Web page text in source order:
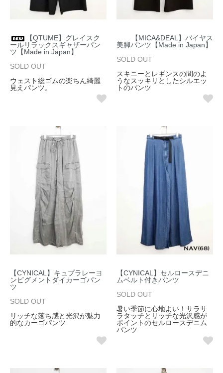
【QTUME】グレイスク
ールリラックスギャザーパン
ツ【Made in Japan】
SOLD OUT
ウェスト総ゴムの楽ちん綺麗
見えパンツ。
【MICA&DEAL】バイヤス
美脚パンツ【Made in Japan】
SOLD OUT
スキニーとレギンスの間のよ
うなスッキリとしたシルエッ
トのパンツ
【CYNICAL】キュプラレーヨ
ンピグメントダイカーゴパン
ツ
SOLD OUT
リッチな落ち感と光沢が魅力
的なカーゴパンツ
【CYNICAL】セルロースデニ
ムベルト付きパンツ
SOLD OUT
暑い季節に心地よい！サラサ
ラタッチとリッチな光沢感が
ポイントのセルロースデニム
パンツ